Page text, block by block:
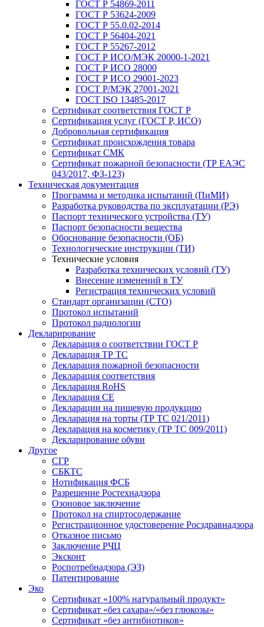
ГОСТ Р 54869-2011
ГОСТ Р 53624-2009
ГОСТ Р 55.0.02-2014
ГОСТ Р 56404-2021
ГОСТ Р 55267-2012
ГОСТ Р ИСО/МЭК 20000-1-2021
ГОСТ Р ИСО 28000
ГОСТ Р ИСО 29001-2023
ГОСТ Р/МЭК 27001-2021
ГОСТ ISO 13485-2017
Сертификат соответствия ГОСТ Р
Сертификация услуг (ГОСТ Р, ИСО)
Добровольная сертификация
Сертификат происхождения товара
Сертификат СМК
Сертификат пожарной безопасности (ТР ЕАЭС
043/2017, ФЗ-123)
Техническая документация
Программа и методика испытаний (ПиМИ)
Разработка руководства по эксплуатации (РЭ)
Паспорт технического устройства (ТУ)
Паспорт безопасности вещества
Обоснование безопасности (ОБ)
Технологические инструкции (ТИ)
Технические условия
Разработка технических условий (ТУ)
Внесение изменений в ТУ
Регистрация технических условий
Стандарт организации (СТО)
Протокол испытаний
Протокол радиологии
Декларирование
Декларация о соответствии ГОСТ Р
Декларация ТР ТС
Декларация пожарной безопасности
Декларация соответствия
Декларация RoHS
Декларация СЕ
Декларации на пищевую продукцию
Декларация на торты (ТР ТС 021/2011)
Декларация на косметику (ТР ТС 009/2011)
Декларирование обуви
Другое
СГР
СБКТС
Нотификация ФСБ
Разрешение Ростехнадзора
Озоновое заключение
Протокол на спиртосодержание
Регистрационное удостоверение Росздравнадзора
Отказное письмо
Заключение РЧЦ
Эксконт
Роспотребнадзора (ЭЗ)
Патентирование
Эко
Сертификат «100% натуральный продукт»
Сертификат «без сахара»/«без глюкозы»
Сертификат «без антибиотиков»